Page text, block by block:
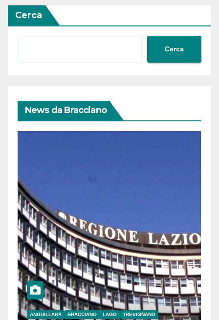
Cerca
Cerca
News da Bracciano
ANGUILLARA BRACCIANO LAGO TREVIGNANO